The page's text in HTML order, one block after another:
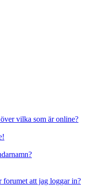
vilka som är online?
forumet att jag loggar in?